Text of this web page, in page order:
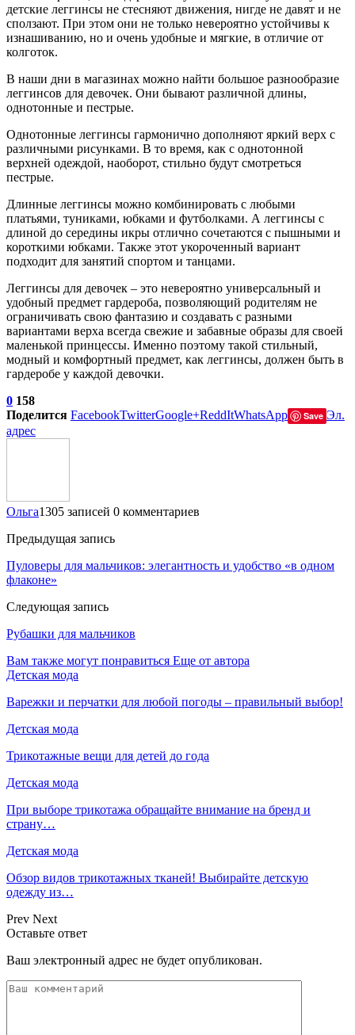
детские леггинсы не стесняют движения, нигде не давят и не
сползают. При этом они не только невероятно устойчивы к
изнашиванию, но и очень удобные и мягкие, в отличие от
колготок.
В наши дни в магазинах можно найти большое разнообразие
леггинсов для девочек. Они бывают различной длины,
однотонные и пестрые.
Однотонные леггинсы гармонично дополняют яркий верх с
различными рисунками. В то время, как с однотонной
верхней одеждой, наоборот, стильно будут смотреться
пестрые.
Длинные леггинсы можно комбинировать с любыми
платьями, туниками, юбками и футболками. А леггинсы с
длиной до середины икры отлично сочетаются с пышными и
короткими юбками. Также этот укороченный вариант
подходит для занятий спортом и танцами.
Леггинсы для девочек – это невероятно универсальный и
удобный предмет гардероба, позволяющий родителям не
ограничивать свою фантазию и создавать с разными
вариантами верха всегда свежие и забавные образы для своей
маленькой принцессы. Именно поэтому такой стильный,
модный и комфортный предмет, как леггинсы, должен быть в
гардеробе у каждой девочки.
0 158
Поделится FacebookTwitterGoogle+ReddItWhatsApp Save Эл.
адрес
Ольга1305 записей 0 комментариев
Предыдущая запись
Пуловеры для мальчиков: элегантность и удобство «в одном
флаконе»
Следующая запись
Рубашки для мальчиков
Вам также могут понравиться Еще от автора
Детская мода
Варежки и перчатки для любой погоды – правильный выбор!
Детская мода
Трикотажные вещи для детей до года
Детская мода
При выборе трикотажа обращайте внимание на бренд и
страну…
Детская мода
Обзор видов трикотажных тканей! Выбирайте детскую
одежду из…
Prev Next
Оставьте ответ
Ваш электронный адрес не будет опубликован.